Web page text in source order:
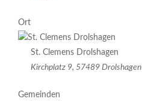
Ort
St. Clemens Drolshagen
Kirchplatz 9, 57489 Drolshagen
Gemeinden